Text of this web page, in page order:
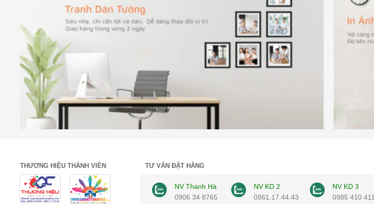
THƯƠNG HIỆU THÀNH VIÊN TƯ VẤN ĐẶT HÀNG
NV Thanh Hà
0906 34 8765
NV KD 2
0961.17.44.43
NV KD 3
0985 410 411